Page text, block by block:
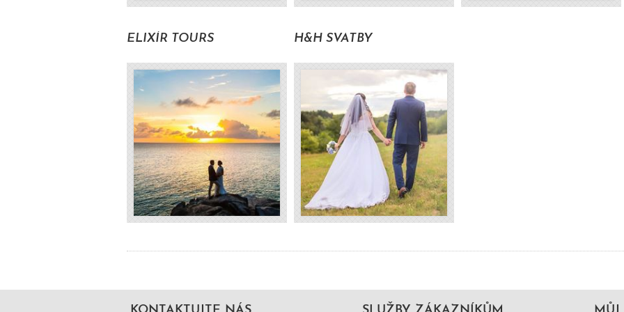
ELIXÍR TOURS H&H SVATBY
od 24208 Kč s DPH